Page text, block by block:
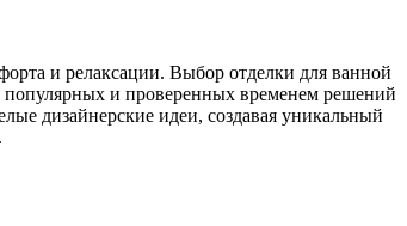
и релаксации. Выбор отделки для ванной
популярных и проверенных временем решений
дизайнерские идеи, создавая уникальный
.